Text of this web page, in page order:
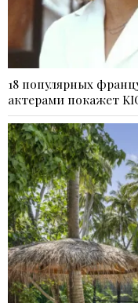
18 популярных
актерами покажет